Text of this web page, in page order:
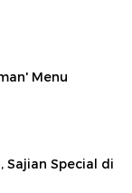
Menu
Sajian Special di